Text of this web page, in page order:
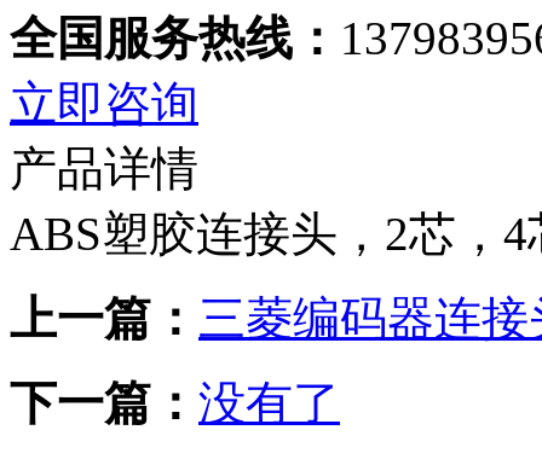
全国服务热线：
立即咨询
产品详情
ABS塑胶连接头，2芯，
上一篇： 三菱编码器连接
下一篇： 没有了